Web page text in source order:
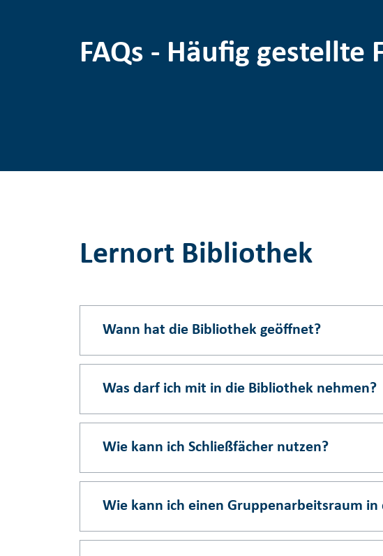
FAQs - Häufig gestellte
Lernort Bibliothek
Wann hat die Bibliothek geöffnet?
Was darf ich mit in die Bibliothek nehmen?
Wie kann ich Schließfächer nutzen?
Wie kann ich einen Gruppenarbeitsraum